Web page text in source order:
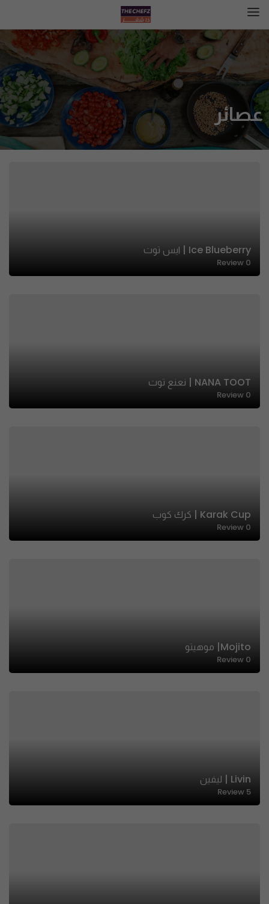
عصائر
Ice Blueberry | ايس توت
0
Review
NANA TOOT | نعنع توت
0
Review
Karak Cup | كرك كوب
0
Review
Mojito| موهيتو
0
Review
Livin | ليفين
5
Review